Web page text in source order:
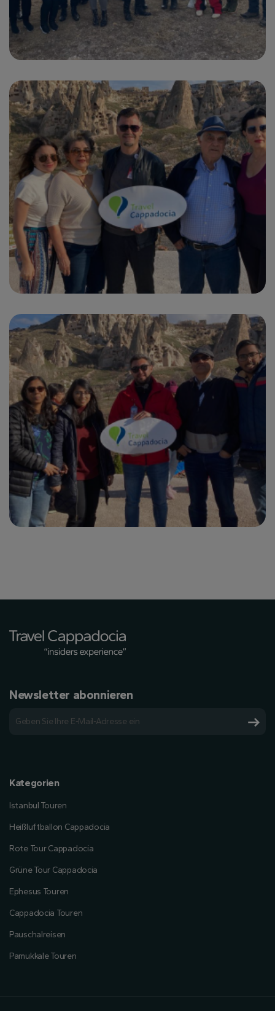
Newsletter abonnieren
Kategorien
Istanbul Touren
Heißluftballon Cappadocia
Rote Tour Cappadocia
Grüne Tour Cappadocia
Ephesus Touren
Cappadocia Touren
Pauschalreisen
Pamukkale Touren